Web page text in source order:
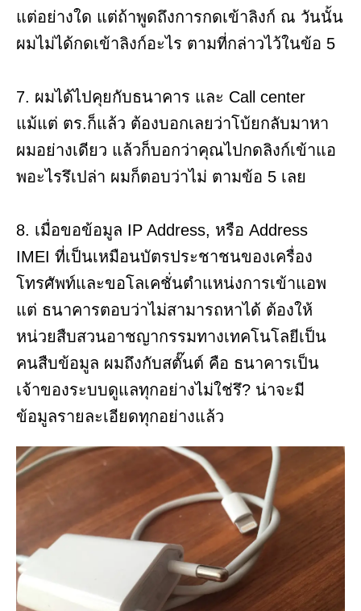
แต่อย่างใด แต่ถ้าพูดถึงการกดเข้าลิงก์ ณ วันนั้น
ผมไม่ได้กดเข้าลิงก์อะไร ตามที่กล่าวไว้ในข้อ 5
7. ผมได้ไปคุยกับธนาคาร และ Call center
แม้แต่ ตร.ก็แล้ว ต้องบอกเลยว่าโบ้ยกลับมาหา
ผมอย่างเดียว แล้วก็บอกว่าคุณไปกดลิงก์เข้าแอ
พอะไรรึเปล่า ผมก็ตอบว่าไม่ ตามข้อ 5 เลย
8. เมื่อขอข้อมูล IP Address, หรือ Address
IMEI ที่เป็นเหมือนบัตรประชาชนของเครื่อง
โทรศัพท์และขอโลเคชั่นตำแหน่งการเข้าแอพ
แต่ ธนาคารตอบว่าไม่สามารถหาได้ ต้องให้
หน่วยสืบสวนอาชญากรรมทางเทคโนโลยีเป็น
คนสืบข้อมูล ผมถึงกับสตั๊นต์ คือ ธนาคารเป็น
เจ้าของระบบดูแลทุกอย่างไม่ใช่รึ? น่าจะมี
ข้อมูลรายละเอียดทุกอย่างแล้ว